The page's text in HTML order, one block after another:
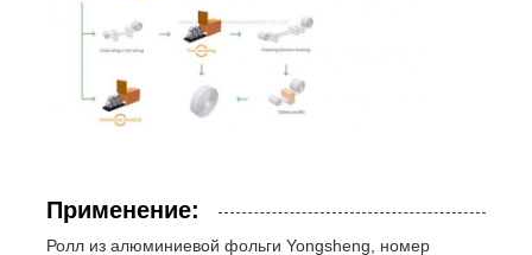
Применение:
Ролл из алюминиевой фольги Yongsheng, номер